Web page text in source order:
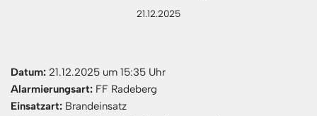
21.12.2025
Datum: 21.12.2025 um 15:35 Uhr
Alarmierungsart: FF Radeberg
Einsatzart: Brandeinsatz